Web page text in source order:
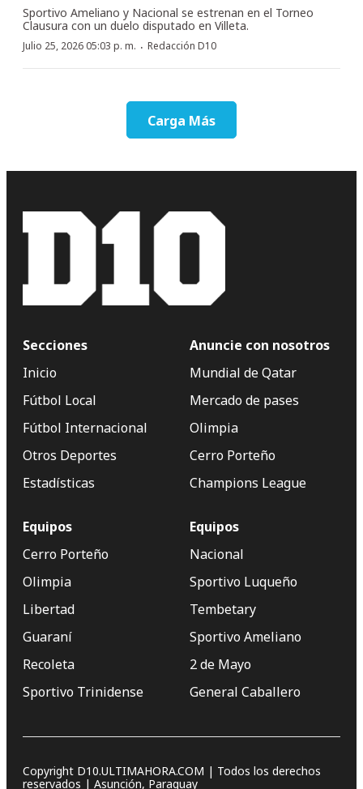
Sportivo Ameliano y Nacional se estrenan en el Torneo
Clausura con un duelo disputado en Villeta.
Julio 25, 2026 05:03 p. m. · Redacción D10
Carga Más
Secciones
Inicio
Fútbol Local
Fútbol Internacional
Otros Deportes
Estadísticas
Anuncie con nosotros
Mundial de Qatar
Mercado de pases
Olimpia
Cerro Porteño
Champions League
Equipos
Cerro Porteño
Olimpia
Libertad
Guaraní
Recoleta
Sportivo Trinidense
Equipos
Nacional
Sportivo Luqueño
Tembetary
Sportivo Ameliano
2 de Mayo
General Caballero
Copyright D10.ULTIMAHORA.COM | Todos los derechos
reservados | Asunción, Paraguay